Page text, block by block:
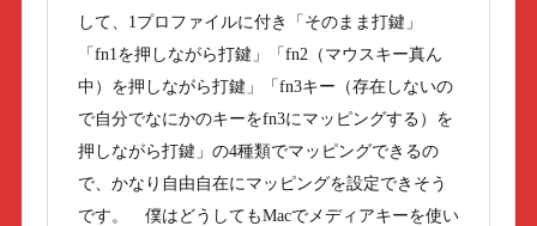
して、1プロファイルに付き「そのまま打鍵」
「fn1を押しながら打鍵」「fn2（マウスキー真ん
中）を押しながら打鍵」「fn3キー（存在しないの
で自分でなにかのキーをfn3にマッピングする）を
押しながら打鍵」の4種類でマッピングできるの
で、かなり自由自在にマッピングを設定できそう
です。 僕はどうしてもMacでメディアキーを使い